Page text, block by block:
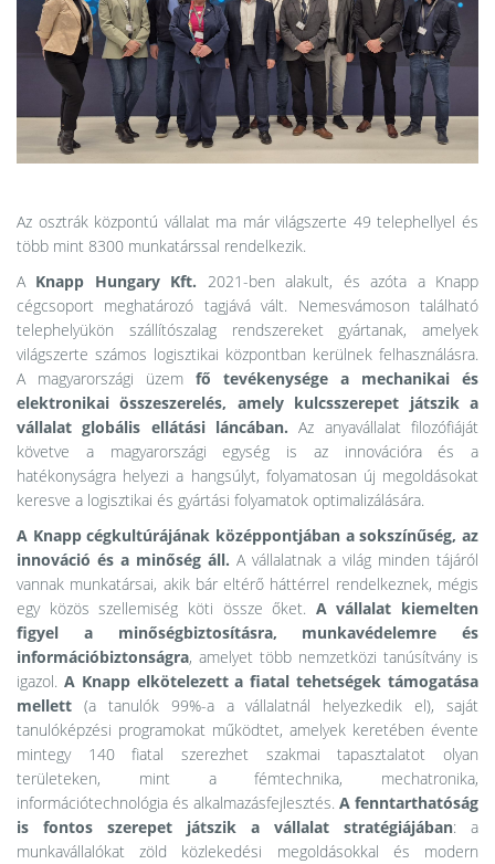
Az osztrák központú vállalat ma már világszerte 49 telephellyel és
több mint 8300 munkatárssal rendelkezik.
AKnapp Hungary Kft. 2021-ben alakult, és azóta a Knapp
cégcsoport meghatározó tagjává vált. Nemesvámoson található
telephelyükön szállítószalag rendszereket gyártanak, amelyek
világszerte számos logisztikai központban kerülnek felhasználásra.
A magyarországi üzem fő tevékenysége a mechanikai és
elektronikai összeszerelés, amely kulcsszerepet játszik a
vállalat globális ellátási láncában.Az anyavállalat filozófiáját
követve a magyarországi egység is az innovációra és a
hatékonyságra helyezi a hangsúlyt, folyamatosan új megoldásokat
keresve a logisztikai és gyártási folyamatok optimalizálására.
A Knapp cégkultúrájának középpontjában a sokszínűség, az
innováció és a minőség áll. A vállalatnak a világ minden tájáról
vannak munkatársai, akik bár eltérő háttérrel rendelkeznek, mégis
egy közös szellemiség köti össze őket. A vállalat kiemelten
figyel a minőségbiztosításra, munkavédelemre és
információbiztonságra, amelyet több nemzetközi tanúsítvány is
igazol. A Knapp elkötelezett a fiatal tehetségek támogatása
mellett (a tanulók 99%-a a vállalatnál helyezkedik el), saját
tanulóképzési programokat működtet, amelyek keretében évente
mintegy 140 fiatal szerezhet szakmai tapasztalatot olyan
területeken, mint a fémtechnika, mechatronika,
információtechnológia és alkalmazásfejlesztés. A fenntarthatóság
is fontos szerepet játszik a vállalat stratégiájában: a
munkavállalókat zöld közlekedési megoldásokkal és modern